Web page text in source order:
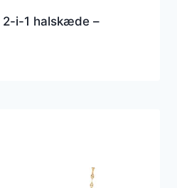
i-1 halskæde –